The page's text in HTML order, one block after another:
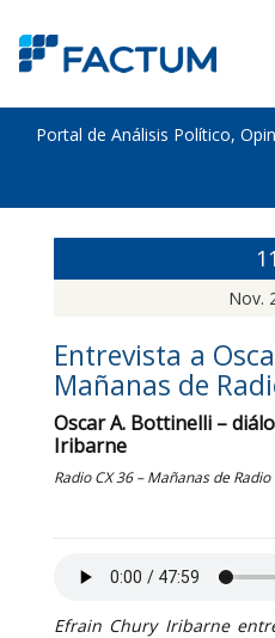
Portal de Análisis Político,
11
Nov.
Entrevista a
Mañanas de
Oscar A. Bottinelli –
Iribarne
Radio CX 36 – Mañanas de Radio
Efrain Chury Iribarne